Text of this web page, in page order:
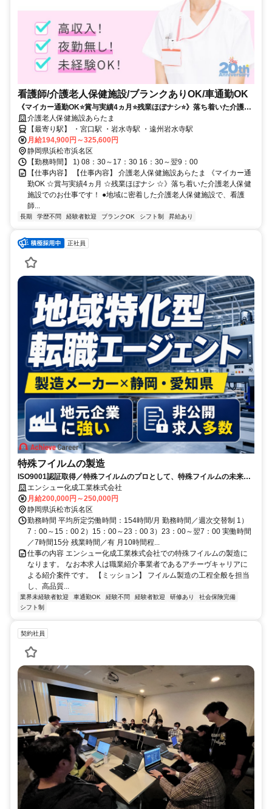
看護師/介護老人保健施設/ブランクありOK/車通勤OK
《マイカー通勤OK⭐賞与実績4ヵ月⭐残業ほぼナシ⭐》落ち着いた介護老
人保健施設でのお仕事です❗️
介護老人保健施設あらたま
【最寄り駅】 ・宮口駅 ・岩水寺駅 ・遠州岩水寺駅
月給194,900円～325,600円
静岡県浜松市浜名区
【勤務時間】 1) 08：30～17：30 16：30～翌9：00
【仕事内容】 【仕事内容】 介護老人保健施設あらたま 《マイカー通
勤OK ☆賞与実績4ヵ月 ☆残業ほぼナシ ☆》落ち着いた介護老人保健
施設でのお仕事です！ ●地域に密着した介護老人保健施設で、看護
師...
長期 学歴不問 経験者歓迎 ブランクOK シフト制 昇給あり
正社員
特殊フイルムの製造
ISO9001認証取得／特殊フイルムのプロとして、特殊フイルムの未来を
創る仕事です/自社勤務の仕事/自社製品・サービスの仕事/研修制度が充
実/退職金制度あり/車通勤可/職種未経験可/業種未経験可/完全未経験可/経
験者歓迎/40歳以上活躍中/メーカー企業
エンシュー化成工業株式会社
月給200,000円～250,000円
静岡県浜松市浜名区
勤務時間 平均所定労働時間：154時間/月 勤務時間／週次交替制 1）
7：00～15：00 2）15：00～23：00 3）23：00～翌7：00 実働時間
／7時間15分 残業時間／有 月10時間程...
仕事の内容 エンシュー化成工業株式会社での特殊フイルムの製造に
なります。 なお本求人は職業紹介事業者であるアチーヴキャリアに
よる紹介案件です。 【ミッション】 フイルム製造の工程全般を担当
し、高品質...
業界未経験者歓迎 車通勤OK 経験不問 経験者歓迎 研修あり
社会保険完備
シフト制
契約社員